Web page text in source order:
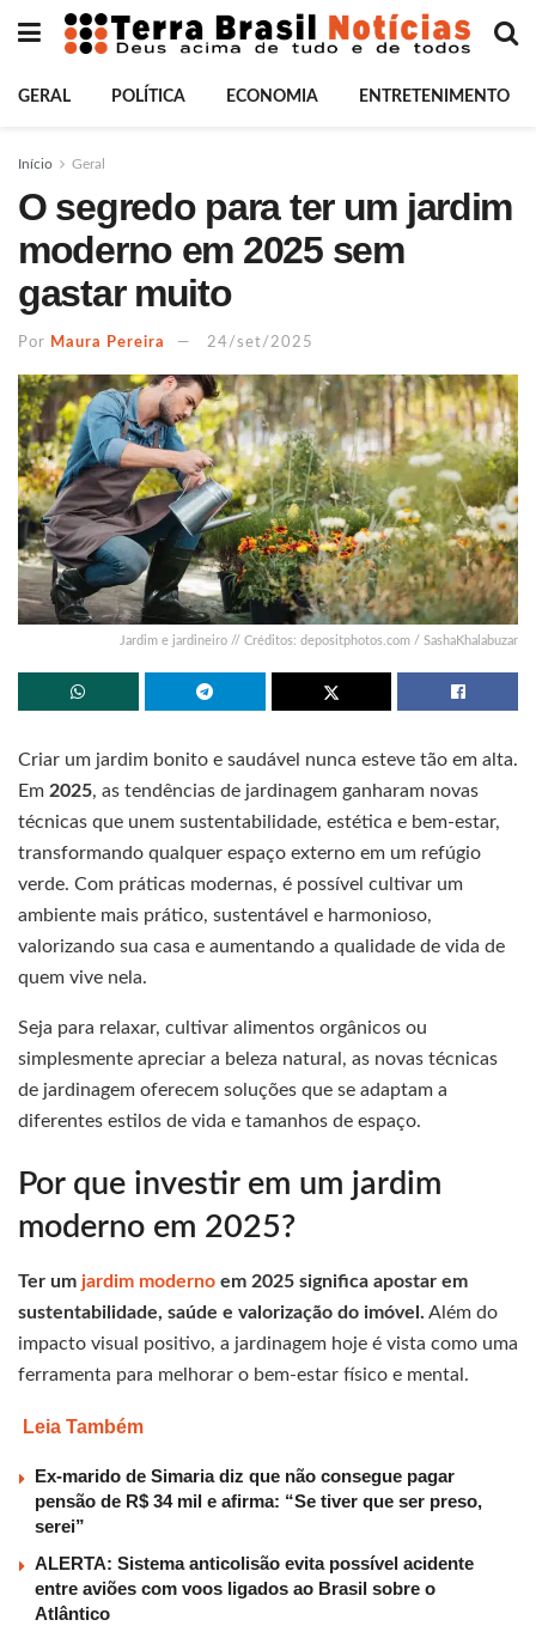
GERAL POLÍTICA ECONOMIA ENTRETENIMENTO
Início Geral
O segredo para ter um jardim
moderno em 2025 sem
gastar muito
Por Maura Pereira 24/set/2025
Jardim e jardineiro // Créditos: depositphotos.com / SashaKhalabuzar
Criar um jardim bonito e saudável nunca esteve tão em alta.
Em 2025, as tendências de jardinagem ganharam novas
técnicas que unem sustentabilidade, estética e bem-estar,
transformando qualquer espaço externo em um refúgio
verde. Com práticas modernas, é possível cultivar um
ambiente mais prático, sustentável e harmonioso,
valorizando sua casa e aumentando a qualidade de vida de
quem vive nela.
Seja para relaxar, cultivar alimentos orgânicos ou
simplesmente apreciar a beleza natural, as novas técnicas
de jardinagem oferecem soluções que se adaptam a
diferentes estilos de vida e tamanhos de espaço.
Por que investir em um jardim
moderno em 2025?
Ter um jardim moderno em 2025 significa apostar em
sustentabilidade, saúde e valorização do imóvel. Além do
impacto visual positivo, a jardinagem hoje é vista como uma
ferramenta para melhorar o bem-estar físico e mental.
Leia Também
Ex-marido de Simaria diz que não consegue pagar
pensão de R$ 34 mil e afirma: “Se tiver que ser preso,
serei”
ALERTA: Sistema anticolisão evita possível acidente
entre aviões com voos ligados ao Brasil sobre o
Atlântico